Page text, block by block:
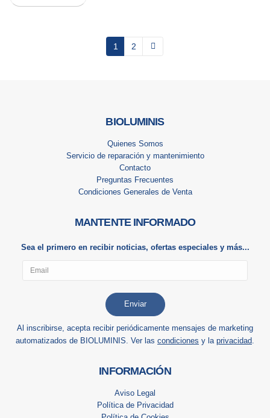
1 2
BIOLUMINIS
Quienes Somos
Servicio de reparación y mantenimiento
Contacto
Preguntas Frecuentes
Condiciones Generales de Venta
MANTENTE INFORMADO
Sea el primero en recibir noticias, ofertas especiales y más...
Al inscribirse, acepta recibir periódicamente mensajes de marketing
automatizados de BIOLUMINIS. Ver las condiciones y la privacidad
INFORMACIÓN
Aviso Legal
Política de Privacidad